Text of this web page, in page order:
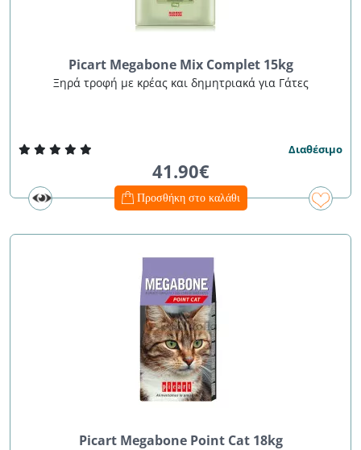
Picart Megabone Mix Complet 15kg
Ξηρά τροφή με κρέας και δημητριακά για Γάτες
Διαθέσιμο
41.90€
Προσθήκη στο καλάθι
Picart Megabone Point Cat 18kg